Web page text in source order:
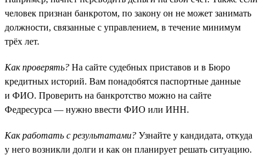
человек признан банкротом, по закону он не может занимать
должности, связанные с управлением, в течение минимум
трёх лет.
Как проверять? На сайте судебных приставов и в Бюро
кредитных историй. Вам понадобятся паспортные данные
и ФИО. Проверить на банкротство можно на сайте
Федресурса — нужно ввести ФИО или ИНН.
Как работать с результатами? Узнайте у кандидата, откуда
у него возникли долги и как он планирует решать ситуацию.